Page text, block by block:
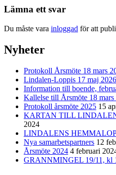
Lämna ett svar
Du måste vara inloggad för att
Nyheter
Protokoll Årsmöte 18 mars
Lindalen-Loppis 17 maj 2026
Information till boende,
Kallelse till Årsmöte 18 mars
Protokoll årsmöte 2025 15
KARTAN TILL
2024
LINDALENS
Nya samarbetspartners 12
Årsmöte 2024 4 februari
GRANNMINGEL 19/11, kl